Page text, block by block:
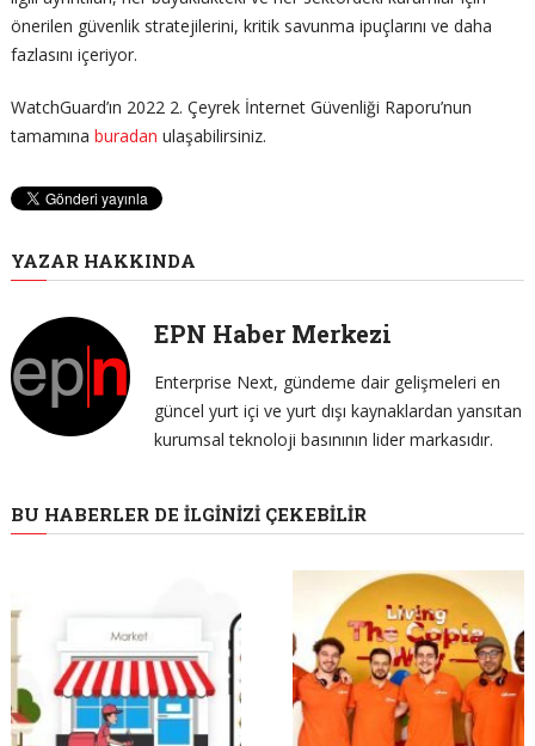
önerilen güvenlik stratejilerini, kritik savunma ipuçlarını ve daha
fazlasını içeriyor.
WatchGuard’ın 2022 2. Çeyrek İnternet Güvenliği Raporu’nun
tamamına buradan ulaşabilirsiniz.
YAZAR HAKKINDA
EPN Haber Merkezi
Enterprise Next, gündeme dair gelişmeleri en
güncel yurt içi ve yurt dışı kaynaklardan yansıtan
kurumsal teknoloji basınının lider markasıdır.
BU HABERLER DE İLGINIZI ÇEKEBILIR